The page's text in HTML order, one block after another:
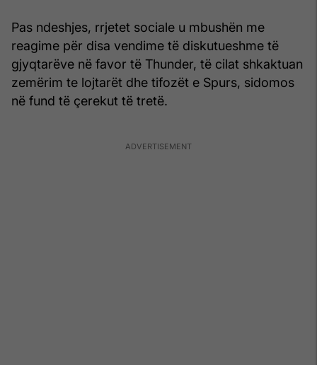
Pas ndeshjes, rrjetet sociale u mbushën me
reagime për disa vendime të diskutueshme të
gjyqtarëve në favor të Thunder, të cilat shkaktuan
zemërim te lojtarët dhe tifozët e Spurs, sidomos
në fund të çerekut të tretë.